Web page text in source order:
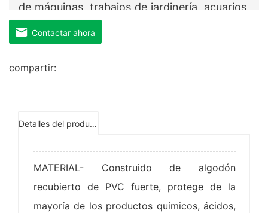
de máquinas, trabajos de jardinería, acuarios,
procesamiento químico, laboratorio y más.
Contactar ahora
compartir:
Detalles del producto
MATERIAL- Construido de algodón
recubierto de PVC fuerte, protege de la
mayoría de los productos químicos, ácidos,